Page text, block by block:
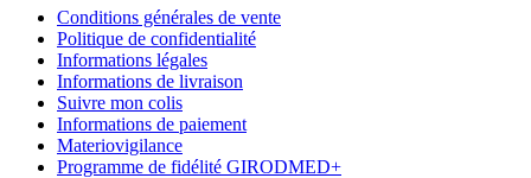
Conditions générales de vente
Politique de confidentialité
Informations légales
Informations de livraison
Suivre mon colis
Informations de paiement
Materiovigilance
Programme de fidélité GIRODMED+